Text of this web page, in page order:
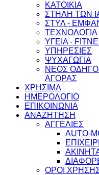
ΚΑΤΟΙΚΙΑ
ΣΤΗΛΗ ΤΩΝ
ΣΤΥΛ -
ΤΕΧΝΟΛΟΓΙΑ
ΥΓΕΙΑ -
ΥΠΗΡΕΣΙΕΣ
ΨΥΧΑΓΩΓΙΑ
ΝΕΟΣ
ΑΓΟΡΑΣ
ΧΡΗΣΙΜΑ
ΗΜΕΡΟΛΟΓΙΟ
ΕΠΙΚΟΙΝΩΝΙΑ
ΑΝΑΖΗΤΗΣΗ
ΑΓΓΕΛΙΕΣ
AUTO-
ΟΡΟΙ